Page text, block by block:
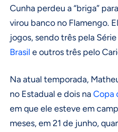
Cunha perdeu a “briga”
virou banco no Flamengo.
jogos, sendo três pela
Brasil e outros três pelo
Na atual temporada,
no Estadual e dois naCopa
em que ele esteve em
meses, em 21 de junho,